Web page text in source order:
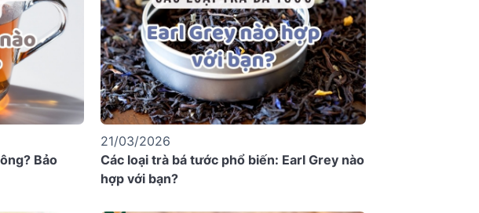
Bảo
21/03/2026
Các loại trà bá tước phổ biến: Earl Grey nào
hợp với bạn?